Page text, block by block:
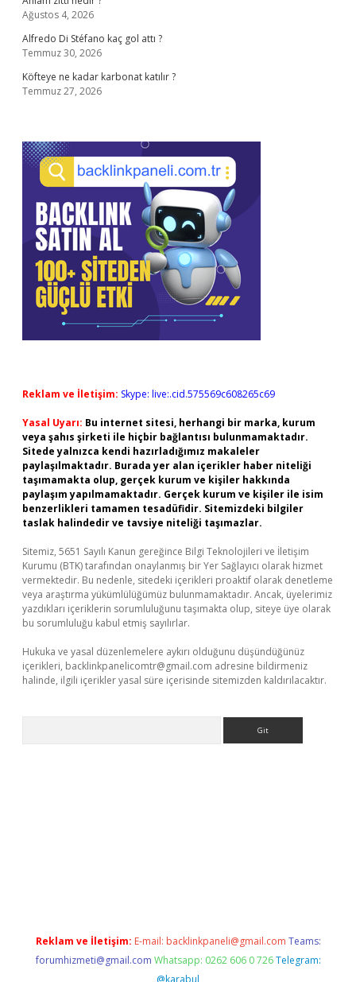
Ağustos 4, 2026
Alfredo Di Stéfano kaç gol attı ?
Temmuz 30, 2026
Köfteye ne kadar karbonat katılır ?
Temmuz 27, 2026
Reklam ve İletişim: Skype: live:.cid.575569c608265c69
Yasal Uyarı: Bu internet sitesi, herhangi bir marka, kurum
veya şahıs şirketi ile hiçbir bağlantısı bulunmamaktadır.
Sitede yalnızca kendi hazırladığımız makaleler
paylaşılmaktadır. Burada yer alan içerikler haber niteliği
taşımamakta olup, gerçek kurum ve kişiler hakkında
paylaşım yapılmamaktadır. Gerçek kurum ve kişiler ile isim
benzerlikleri tamamen tesadüfidir. Sitemizdeki bilgiler
taslak halindedir ve tavsiye niteliği taşımazlar.
Sitemiz, 5651 Sayılı Kanun gereğince Bilgi Teknolojileri ve İletişim
Kurumu (BTK) tarafından onaylanmış bir Yer Sağlayıcı olarak hizmet
vermektedir. Bu nedenle, sitedeki içerikleri proaktif olarak denetleme
veya araştırma yükümlülüğümüz bulunmamaktadır. Ancak, üyelerimiz
yazdıkları içeriklerin sorumluluğunu taşımakta olup, siteye üye olarak
bu sorumluluğu kabul etmiş sayılırlar.
Hukuka ve yasal düzenlemelere aykırı olduğunu düşündüğünüz
içerikleri, backlinkpanelicomtr@gmail.com adresine bildirmeniz
halinde, ilgili içerikler yasal süre içerisinde sitemizden kaldırılacaktır.
Reklam ve İletişim: E-mail: backlinkpaneli@gmail.com Teams:
forumhizmeti@gmail.com Whatsapp: 0262 606 0 726 Telegram:
@karabul